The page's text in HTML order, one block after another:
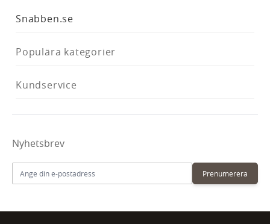
Snabben.se
Populära kategorier
Kundservice
Nyhetsbrev
Prenumerera